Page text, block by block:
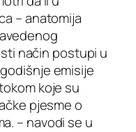
– anatomija
način postupi u
emisije
koje su
pjesme o
– navodi se u